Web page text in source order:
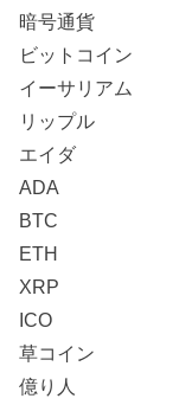
暗号通貨
ビットコイン
イーサリアム
リップル
エイダ
ADA
BTC
ETH
XRP
ICO
草コイン
億り人